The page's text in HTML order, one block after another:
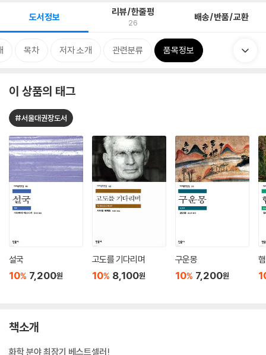
도서정보 리뷰/한줄평
26 배송/반품/교환
목차 저자 소개 관련분류 품목정보
이 상품의 태그
#서울대권장도서
설국
10% 7,200원
고도를 기다리며
10% 8,100원
구운몽
10% 7,200원
책소개
화학 분야 최장기 베스트셀러!